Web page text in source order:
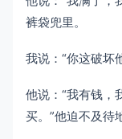
裤袋兜里。
我说：“你这破坏
他说：“我有钱，
买。”他迫不及待